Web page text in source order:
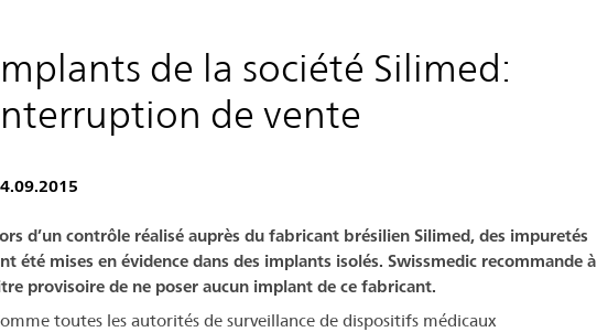
de la société Silimed:
de vente
d’un contrôle réalisé auprès du fabricant brésilien Silimed, des impuretés
été mises en évidence dans des implants isolés. Swissmedic recommande à
provisoire de ne poser aucun implant de ce fabricant.
toutes les autorités de surveillance de dispositifs médicaux